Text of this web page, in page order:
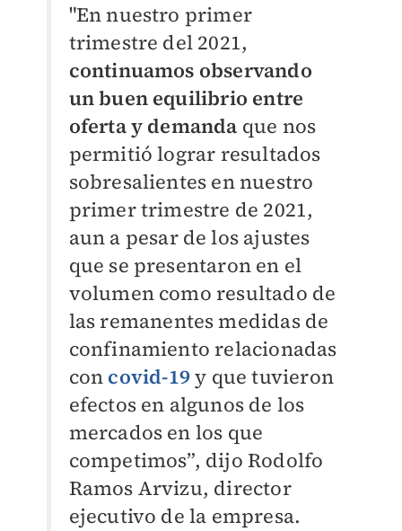
"En nuestro primer
trimestre del 2021,
continuamos observando
un buen equilibrio entre
oferta y demanda que nos
permitió lograr resultados
sobresalientes en nuestro
primer trimestre de 2021,
aun a pesar de los ajustes
que se presentaron en el
volumen como resultado de
las remanentes medidas de
confinamiento relacionadas
con covid-19y que tuvieron
efectos en algunos de los
mercados en los que
competimos”, dijo Rodolfo
Ramos Arvizu, director
ejecutivo de la empresa.